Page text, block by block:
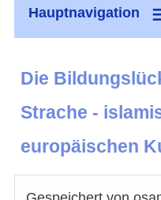
Hauptnavigation
Die
Strache -
europäischen